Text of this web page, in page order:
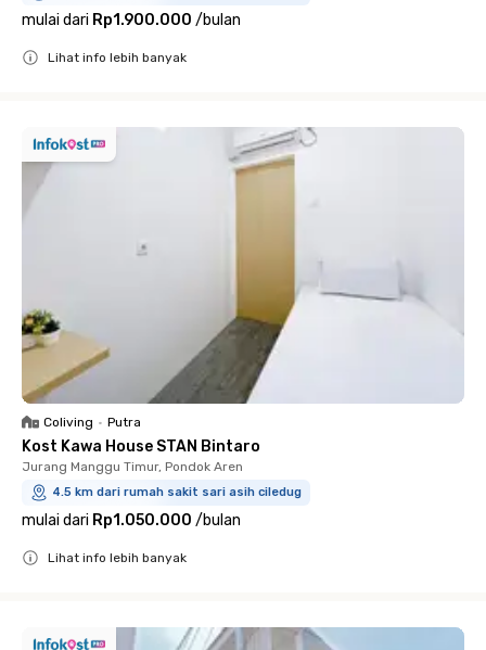
mulai dari Rp1.900.000 /bulan
Lihat info lebih banyak
Coliving • Putra
Kost Kawa House STAN Bintaro
Jurang Manggu Timur, Pondok Aren
4.5 km dari rumah sakit sari asih ciledug
mulai dari Rp1.050.000 /bulan
Lihat info lebih banyak